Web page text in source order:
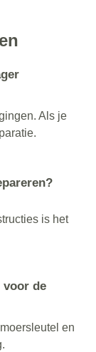
Als je
is het
voor de
en